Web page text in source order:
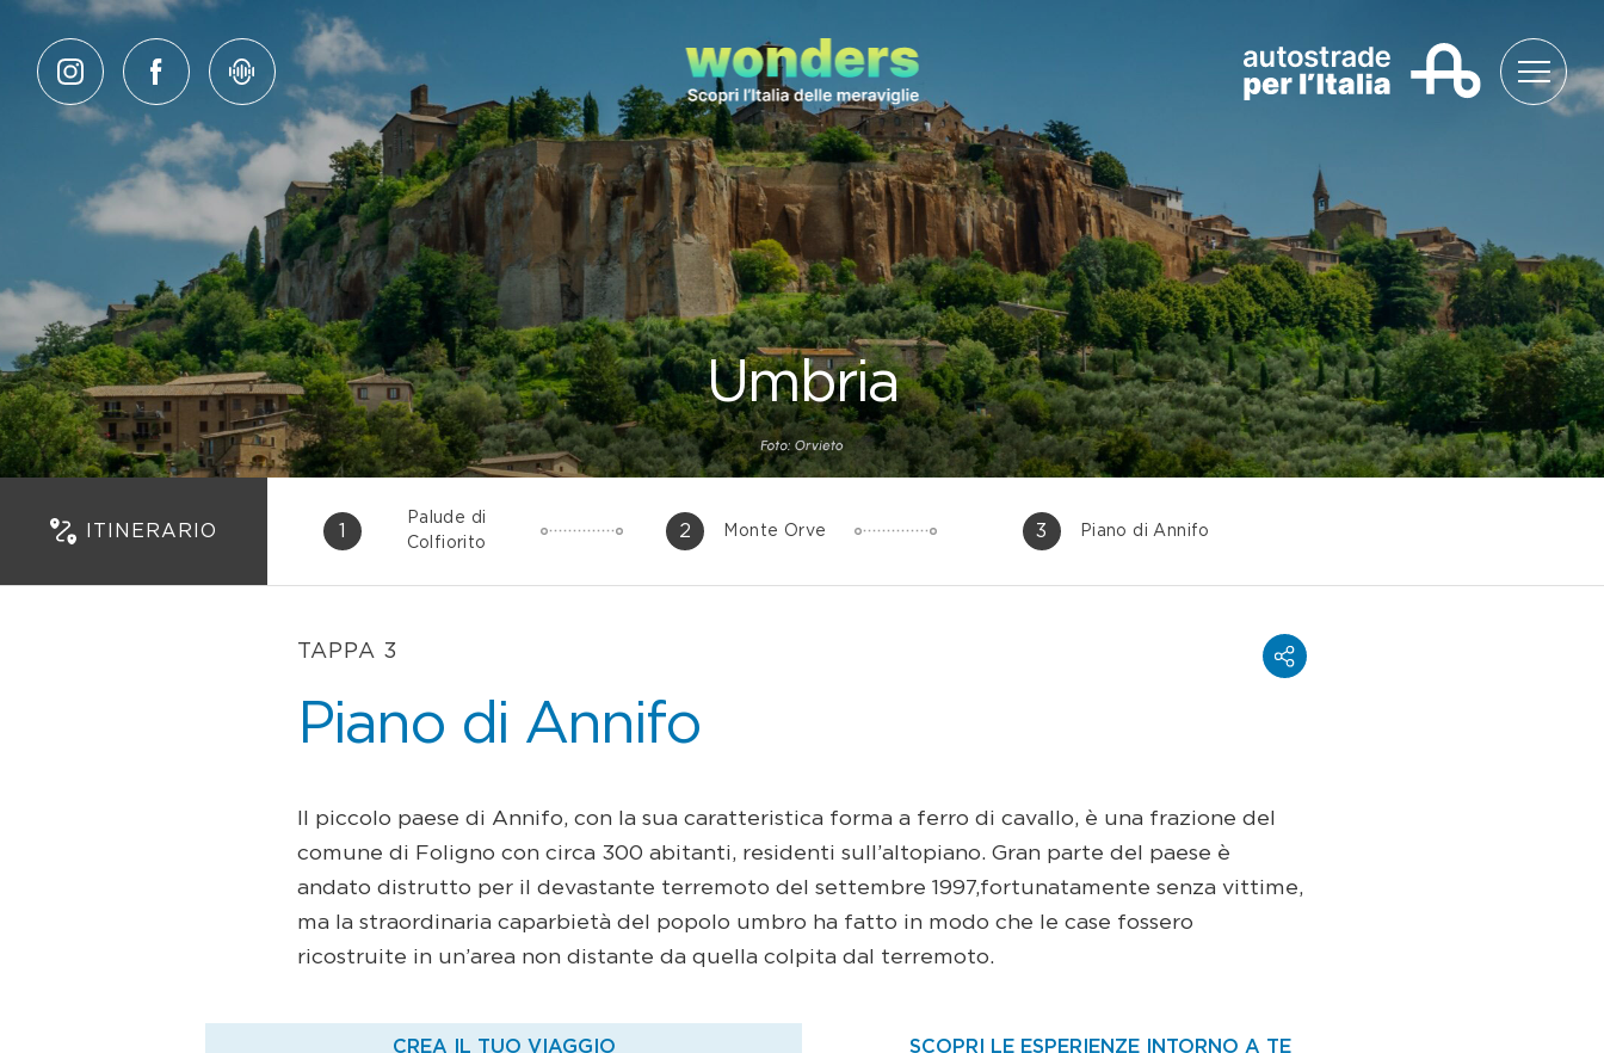
Umbria
ITINERARIO 1
Palude di
Colfiorito
2 Monte Orve 3 Piano di Annifo
TAPPA 3
Piano di Annifo
Il piccolo paese di Annifo, con la sua caratteristica forma a ferro di cavallo, è una frazione del
comune di Foligno con circa 300 abitanti, residenti sull’altopiano. Gran parte del paese è
andato distrutto per il devastante terremoto del settembre 1997,fortunatamente senza vittime,
ma la straordinaria caparbietà del popolo umbro ha fatto in modo che le case fossero
ricostruite in un’area non distante da quella colpita dal terremoto.